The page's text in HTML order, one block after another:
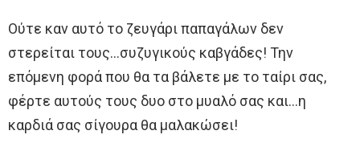
Ούτε καν αυτό το ζευγάρι παπαγάλων δεν
στερείται τους…συζυγικούς καβγάδες! Την
επόμενη φορά που θα τα βάλετε με το ταίρι σας,
φέρτε αυτούς τους δυο στο μυαλό σας και…η
καρδιά σας σίγουρα θα μαλακώσει!